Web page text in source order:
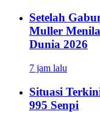
Setelah
Muller
Dunia 2026
7 jam lalu
Situasi
995 Senpi